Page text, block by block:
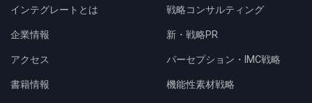
インテグレートとは
企業情報
アクセス
書籍情報
戦略コンサルティング
新・戦略PR
パーセプション・IMC戦略
機能性素材戦略